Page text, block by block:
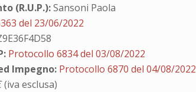
(R.U.P.):Sansoni Paola
del 23/06/2022
Protocollo 6834 del 03/08/2022
Impegno: Protocollo 6870 del 04/08/2022
(iva esclusa)